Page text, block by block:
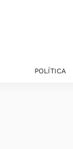
POLÍTICA